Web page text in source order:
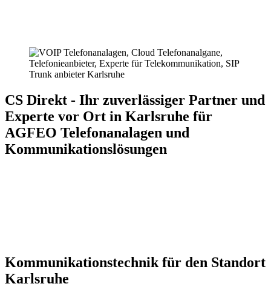
CS Direkt - Ihr zuverlässiger Partner und
Experte vor Ort in Karlsruhe für
AGFEO Telefonanalagen und
Kommunikationslösungen
Kommunikationstechnik für den Standort
Karlsruhe